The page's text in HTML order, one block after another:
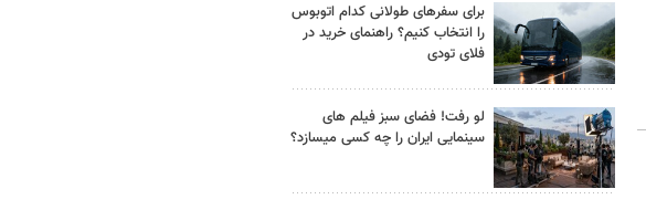
برای سفرهای طولانی کدام اتوبوس
را انتخاب کنیم؟ راهنمای خرید در
فلای تودی
لو رفت! فضای سبز فیلم های
سینمایی ایران را چه کسی میسازد؟